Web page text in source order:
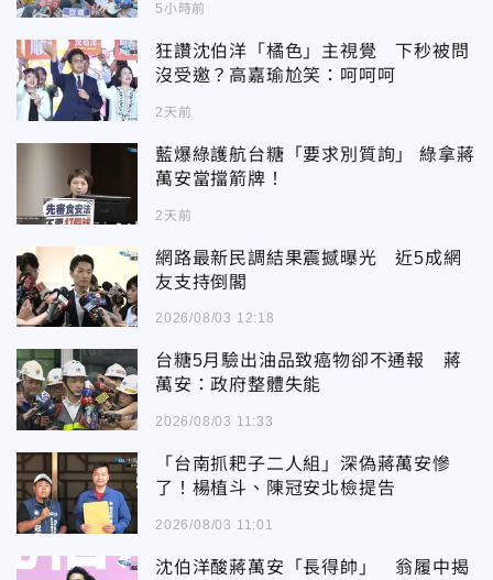
5小時前
狂讚沈伯洋「橘色」主視覺 下秒被問
沒受邀？高嘉瑜尬笑：呵呵呵
2天前
藍爆綠護航台糖「要求別質詢」 綠拿蔣
萬安當擋箭牌！
2天前
網路最新民調結果震撼曝光 近5成網
友支持倒閣
2026/08/03 12:18
台糖5月驗出油品致癌物卻不通報 蔣
萬安：政府整體失能
2026/08/03 11:33
「台南抓耙子二人組」深偽蔣萬安慘
了！楊植斗、陳冠安北檢提告
2026/08/03 11:01
沈伯洋酸蔣萬安「長得帥」 翁履中揭